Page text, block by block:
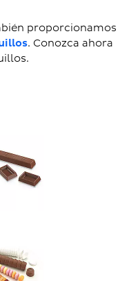
proporcionamos
. Conozca ahora